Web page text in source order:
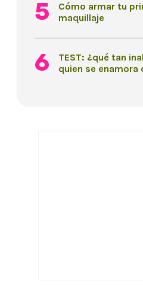
Cómo armar tu
maquillaje
TEST: ¿qué tan
quien se enamora